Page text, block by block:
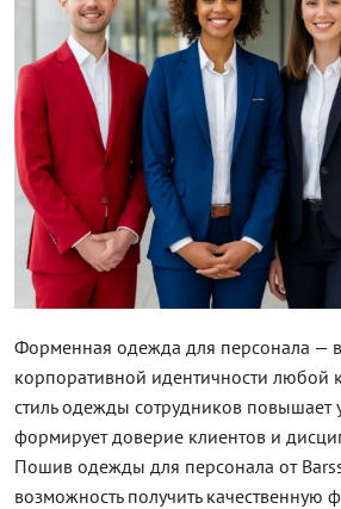
Форменная одежда для персонала —
корпоративной идентичности любой
стиль одежды сотрудников повышает
формирует доверие клиентов и
Пошив одежды для персонала от
возможность получить качественную